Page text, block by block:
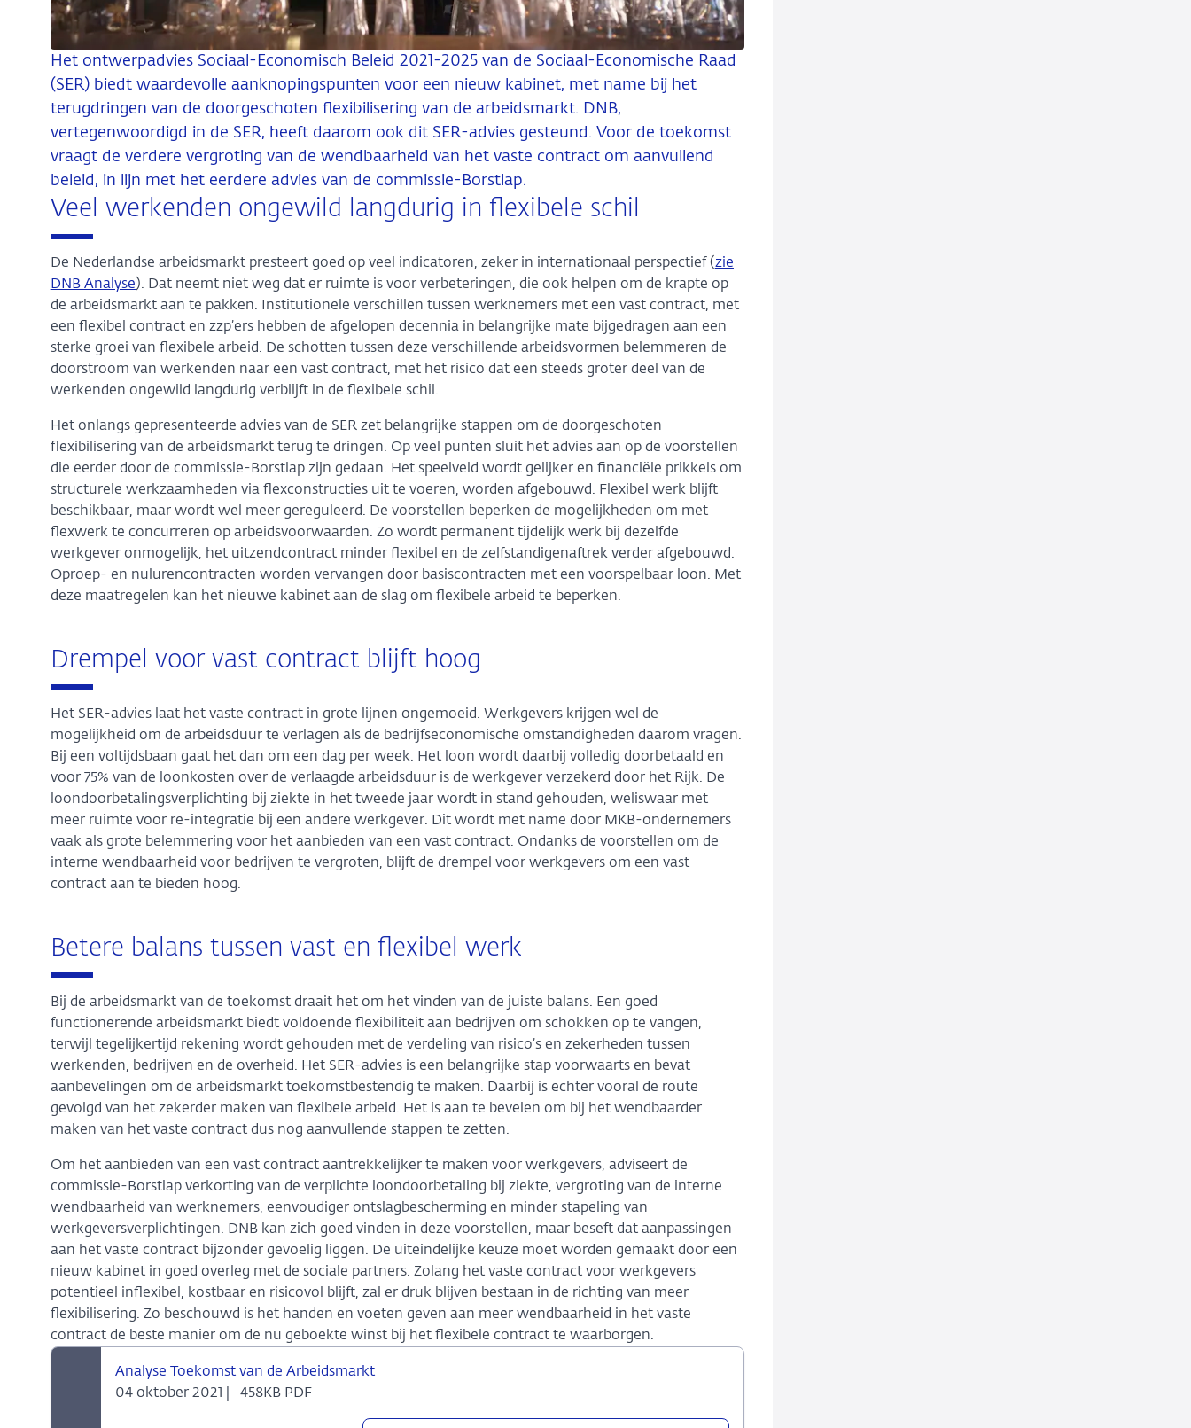
Het ontwerpadvies Sociaal-Economisch Beleid 2021-2025 van de Sociaal-Economische Raad
(SER) biedt waardevolle aanknopingspunten voor een nieuw kabinet, met name bij het
terugdringen van de doorgeschoten flexibilisering van de arbeidsmarkt. DNB,
vertegenwoordigd in de SER, heeft daarom ook dit SER-advies gesteund. Voor de toekomst
vraagt de verdere vergroting van de wendbaarheid van het vaste contract om aanvullend
beleid, in lijn met het eerdere advies van de commissie-Borstlap.
Veel werkenden ongewild langdurig in flexibele schil
De Nederlandse arbeidsmarkt presteert goed op veel indicatoren, zeker in internationaal perspectief (zie
DNB Analyse). Dat neemt niet weg dat er ruimte is voor verbeteringen, die ook helpen om de krapte op
de arbeidsmarkt aan te pakken. Institutionele verschillen tussen werknemers met een vast contract, met
een flexibel contract en zzp’ers hebben de afgelopen decennia in belangrijke mate bijgedragen aan een
sterke groei van flexibele arbeid. De schotten tussen deze verschillende arbeidsvormen belemmeren de
doorstroom van werkenden naar een vast contract, met het risico dat een steeds groter deel van de
werkenden ongewild langdurig verblijft in de flexibele schil.
Het onlangs gepresenteerde advies van de SER zet belangrijke stappen om de doorgeschoten
flexibilisering van de arbeidsmarkt terug te dringen. Op veel punten sluit het advies aan op de voorstellen
die eerder door de commissie-Borstlap zijn gedaan. Het speelveld wordt gelijker en financiële prikkels om
structurele werkzaamheden via flexconstructies uit te voeren, worden afgebouwd. Flexibel werk blijft
beschikbaar, maar wordt wel meer gereguleerd. De voorstellen beperken de mogelijkheden om met
flexwerk te concurreren op arbeidsvoorwaarden. Zo wordt permanent tijdelijk werk bij dezelfde
werkgever onmogelijk, het uitzendcontract minder flexibel en de zelfstandigenaftrek verder afgebouwd.
Oproep- en nulurencontracten worden vervangen door basiscontracten met een voorspelbaar loon. Met
deze maatregelen kan het nieuwe kabinet aan de slag om flexibele arbeid te beperken.
Drempel voor vast contract blijft hoog
Het SER-advies laat het vaste contract in grote lijnen ongemoeid. Werkgevers krijgen wel de
mogelijkheid om de arbeidsduur te verlagen als de bedrijfseconomische omstandigheden daarom vragen.
Bij een voltijdsbaan gaat het dan om een dag per week. Het loon wordt daarbij volledig doorbetaald en
voor 75% van de loonkosten over de verlaagde arbeidsduur is de werkgever verzekerd door het Rijk. De
loondoorbetalingsverplichting bij ziekte in het tweede jaar wordt in stand gehouden, weliswaar met
meer ruimte voor re-integratie bij een andere werkgever. Dit wordt met name door MKB-ondernemers
vaak als grote belemmering voor het aanbieden van een vast contract. Ondanks de voorstellen om de
interne wendbaarheid voor bedrijven te vergroten, blijft de drempel voor werkgevers om een vast
contract aan te bieden hoog.
Betere balans tussen vast en flexibel werk
Bij de arbeidsmarkt van de toekomst draait het om het vinden van de juiste balans. Een goed
functionerende arbeidsmarkt biedt voldoende flexibiliteit aan bedrijven om schokken op te vangen,
terwijl tegelijkertijd rekening wordt gehouden met de verdeling van risico’s en zekerheden tussen
werkenden, bedrijven en de overheid. Het SER-advies is een belangrijke stap voorwaarts en bevat
aanbevelingen om de arbeidsmarkt toekomstbestendig te maken. Daarbij is echter vooral de route
gevolgd van het zekerder maken van flexibele arbeid. Het is aan te bevelen om bij het wendbaarder
maken van het vaste contract dus nog aanvullende stappen te zetten.
Om het aanbieden van een vast contract aantrekkelijker te maken voor werkgevers, adviseert de
commissie-Borstlap verkorting van de verplichte loondoorbetaling bij ziekte, vergroting van de interne
wendbaarheid van werknemers, eenvoudiger ontslagbescherming en minder stapeling van
werkgeversverplichtingen. DNB kan zich goed vinden in deze voorstellen, maar beseft dat aanpassingen
aan het vaste contract bijzonder gevoelig liggen. De uiteindelijke keuze moet worden gemaakt door een
nieuw kabinet in goed overleg met de sociale partners. Zolang het vaste contract voor werkgevers
potentieel inflexibel, kostbaar en risicovol blijft, zal er druk blijven bestaan in de richting van meer
flexibilisering. Zo beschouwd is het handen en voeten geven aan meer wendbaarheid in het vaste
contract de beste manier om de nu geboekte winst bij het flexibele contract te waarborgen.
Analyse Toekomst van de Arbeidsmarkt
04 oktober 2021 |
458KB PDF